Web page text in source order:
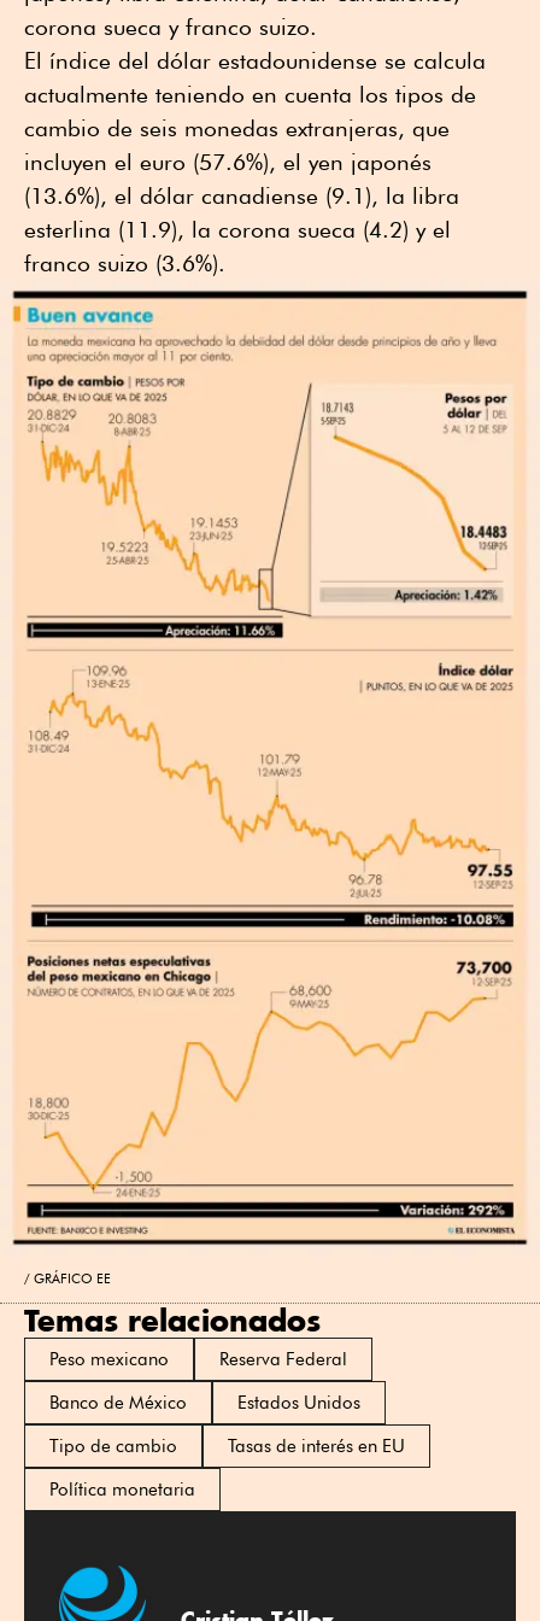
corona sueca y franco suizo.
El índice del dólar estadounidense se calcula
actualmente teniendo en cuenta los tipos de
cambio de seis monedas extranjeras, que
incluyen el euro (57.6%), el yen japonés
(13.6%), el dólar canadiense (9.1), la libra
esterlina (11.9), la corona sueca (4.2) y el
franco suizo (3.6%).
GRÁFICO EE
Temas relacionados
Peso mexicano
Reserva Federal
Banco de México
Estados Unidos
Tipo de cambio
Tasas de interés en EU
Política monetaria